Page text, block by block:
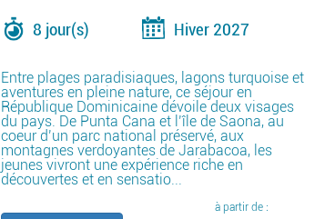
8 jour(s) Hiver 2027
Entre plages paradisiaques, lagons turquoise et
aventures en pleine nature, ce séjour en
République Dominicaine dévoile deux visages
du pays. De Punta Cana et l’île de Saona, au
coeur d’un parc national préservé, aux
montagnes verdoyantes de Jarabacoa, les
jeunes vivront une expérience riche en
découvertes et en sensatio...
à partir de :